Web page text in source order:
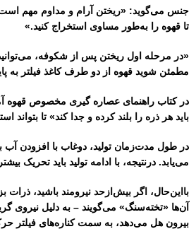
جنس می‌گوید: «ریختن آرام و مداوم مهم
تا قهوه را به‌طور مساوی استخراج کنید.»
«در مرحله اول ریختن پس از شکوفه،
مطمئن شوید قهوه از دو طرف کاغذ فیلتر به
در کتاب راهنمای عصاره گیری مخصوص
باید هر ذره را بلند کرده و جدا کند» تا بتواند
در طول مدت‌زمان تولید، دوغاب با افزودن
می‌یابد. درنتیجه، با ادامه تولید باید تحریک
بااین‌حال، اگر بیش‌ازحد نیرومند باشید، ذرات
آن‌ها «تخته‌سنگ» می‌گویند – به دلیل نیروی
بیرون هل می‌دهد، به سمت کناره‌های فیلتر